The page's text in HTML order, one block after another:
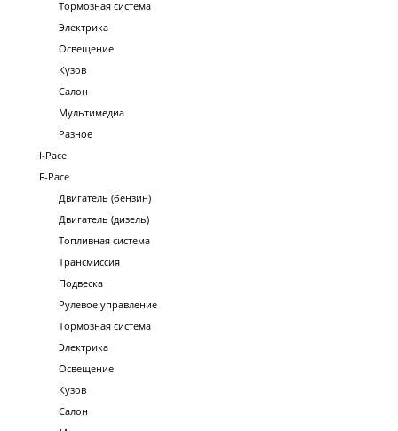
Тормозная система
Электрика
Освещение
Кузов
Салон
Мультимедиа
Разное
I-Pace
F-Pace
Двигатель (бензин)
Двигатель (дизель)
Топливная система
Трансмиссия
Подвеска
Рулевое управление
Тормозная система
Электрика
Освещение
Кузов
Салон